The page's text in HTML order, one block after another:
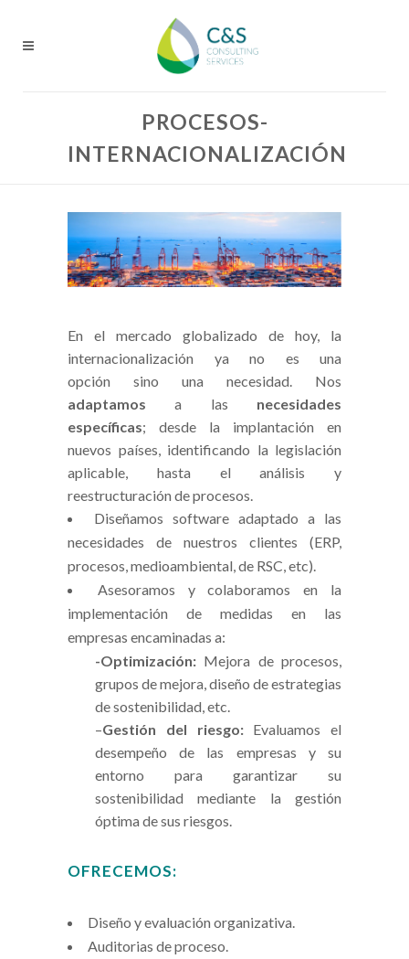
PROCESOS-
INTERNACIONALIZACIÓN
En el mercado globalizado de hoy, la
internacionalización ya no es una
opción sino una necesidad. Nos
adaptamos a las necesidades
específicas; desde la implantación en
nuevos países, identificando la legislación
aplicable, hasta el análisis y
reestructuración de procesos.
Diseñamos software adaptado a las
necesidades de nuestros clientes (ERP,
procesos, medioambiental, de RSC, etc).
Asesoramos y colaboramos en la
implementación de medidas en las
empresas encaminadas a:
-Optimización: Mejora de procesos,
grupos de mejora, diseño de estrategias
de sostenibilidad, etc.
–Gestión del riesgo: Evaluamos el
desempeño de las empresas y su
entorno para garantizar su
sostenibilidad mediante la gestión
óptima de sus riesgos.
OFRECEMOS:
Diseño y evaluación organizativa.
Auditorias de proceso.